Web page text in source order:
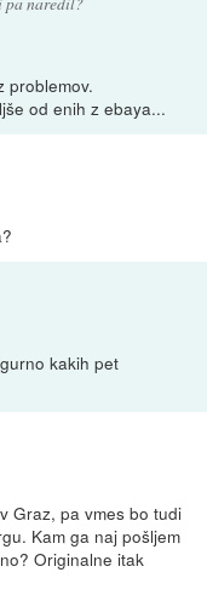
problemov.
od enih z ebaya...
kakih pet
Graz, pa vmes bo tudi
Kam ga naj pošljem
Originalne itak